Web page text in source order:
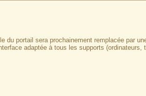
portail sera prochainement remplacée par
adaptée à tous les supports